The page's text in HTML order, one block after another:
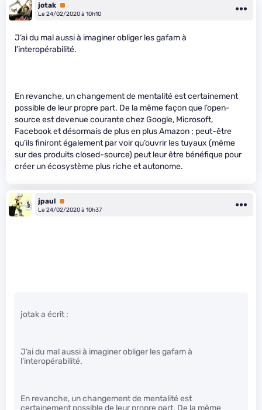
jotak Premium
Le 24/02/2020 à 10h10
J’ai du mal aussi à imaginer obliger les gafam à
l’interopérabilité.
En revanche, un changement de mentalité est certainement
possible de leur propre part. De la même façon que l’open-
source est devenue courante chez Google, Microsoft,
Facebook et désormais de plus en plus Amazon ; peut-être
qu’ils finiront également par voir qu’ouvrir les tuyaux (même
sur des produits closed-source) peut leur être bénéfique pour
créer un écosystème plus riche et autonome.
jpaul Premium
Le 24/02/2020 à 10h37
jotak a écrit :
J’ai du mal aussi à imaginer obliger les gafam à
l’interopérabilité.
En revanche, un changement de mentalité est